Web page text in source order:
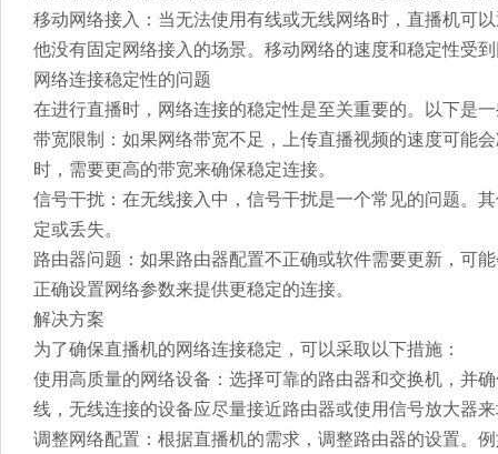
移动网络接入：当无法使用有线或无线网络时，直播机可
他没有固定网络接入的场景。移动网络的速度和稳定性受
网络连接稳定性的问题
在进行直播时，网络连接的稳定性是至关重要的。以下是
带宽限制：如果网络带宽不足，上传直播视频的速度可能
时，需要更高的带宽来确保稳定连接。
信号干扰：在无线接入中，信号干扰是一个常见的问题。
定或丢失。
路由器问题：如果路由器配置不正确或软件需要更新，可
正确设置网络参数来提供更稳定的连接。
解决方案
为了确保直播机的网络连接稳定，可以采取以下措施：
使用高质量的网络设备：选择可靠的路由器和交换机，并
线，无线连接的设备应尽量接近路由器或使用信号放大器
调整网络配置：根据直播机的需求，调整路由器的设置。